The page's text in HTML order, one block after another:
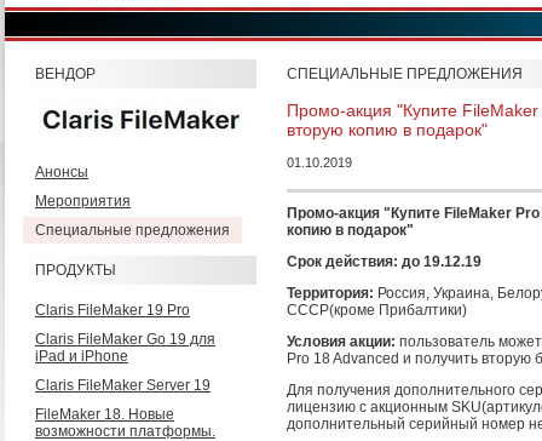
ВЕНДОР
Анонсы
Мероприятия
Специальные предложения
ПРОДУКТЫ
Claris FileMaker 19 Pro
Claris FileMaker Go 19 для
iPad и iPhone
Claris FileMaker Server 19
FileMaker 18. Новые
возможности платформы.
СПЕЦИАЛЬНЫЕ ПРЕДЛОЖЕНИЯ
Промо-акция "Купите
вторую копию в подарок"
01.10.2019
Промо-акция "Купите FileMaker
копию в подарок"
Срок действия: до 19.12.19
Территория: Россия, Украина,
СССР(кроме Прибалтики)
Условия акции: пользователь
Pro 18 Advanced и получить вторую
Для получения дополнительного
лицензию с акционным
дополнительный серийный номер